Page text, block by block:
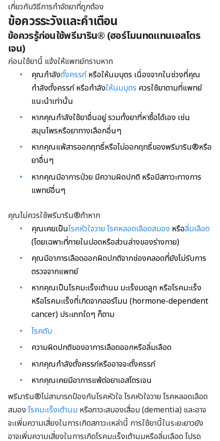
เกี่ยวกับวิธีการกำจัดยาที่ถูกต้อง
ข้อควรระวังและคำเตือน
ข้อควรรู้ก่อนใช้พรีมาริน® (ฮอร์โมนทดแทนเอสโตร
เจน)
ก่อนใช้ยานี้ แจ้งให้แพทย์ทราบหาก
คุณกำลังตั้งครรภ์หรือให้นมบุตร เนื่องจากในช่วงที่คุณ
กำลังตั้งครรภ์ หรือกำลังให้นมบุตร ควรใช้ยาตามที่แพทย์
แนะนำเท่านั้น
หากคุณกำลังใช้ยาอื่นอยู่ รวมทั้งยาที่หาซื้อได้เอง เช่น
สมุนไพรหรือยาทางเลือกอื่นๆ
หากคุณแพ้สารออกฤทธิ์หรือไม่ออกฤทธิ์ของพรีมาริน®หรือ
ยาอื่นๆ
หากคุณมีอาการป่วย มีความผิดปกติ หรือมีสภาวะทางการ
แพทย์อื่นๆ
คุณไม่ควรใช้พรีมาริน®ถ้าหาก
คุณเคยเป็นโรคหัวใจวาย โรคหลอดเลือดสมอง หรือลิ่มเลือด
(โดยเฉพาะที่ภายในปอดหรือส่วนล่างของร่างกาย)
คุณมีอาการเลือดออกผิดปกติจากช่องคลอดที่ยังไม่รับการ
ตรวจจากแพทย์
หากคุณเป็นโรคมะเร็งเต้านม มะเร็งมดลูก หรือโรคมะเร็ง
หรือโรคมะเร็งที่เกิดจากฮอร์โมน (hormone-dependent
cancer) ประเภทใดๆ ก็ตาม
โรคตับ
ความผิดปกติของอาการเลือดออกหรือลิ่มเลือด
หากคุณกำลังตั้งครรภ์หรืออาจจะตั้งครรภ์
หากคุณเคยมีอาการแพ้ต่อยาเอสโตรเจน
พรีมาริน®ไม่สามารถป้องกันโรคหัวใจ โรคหัวใจวาย โรคหลอดเลือด
สมอง โรคมะเร็งเต้านม หรือภาวะสมองเสื่อม (dementia) และอาจ
จะเพิ่มความเสี่ยงในการเกิดสภาวะเหล่านี้ การใช้ยานี้ในระยะยาวยัง
อาจเพิ่มความเสี่ยงในการเกิดโรคมะเร็งเต้านมหรือลิ่มเลือด โปรด